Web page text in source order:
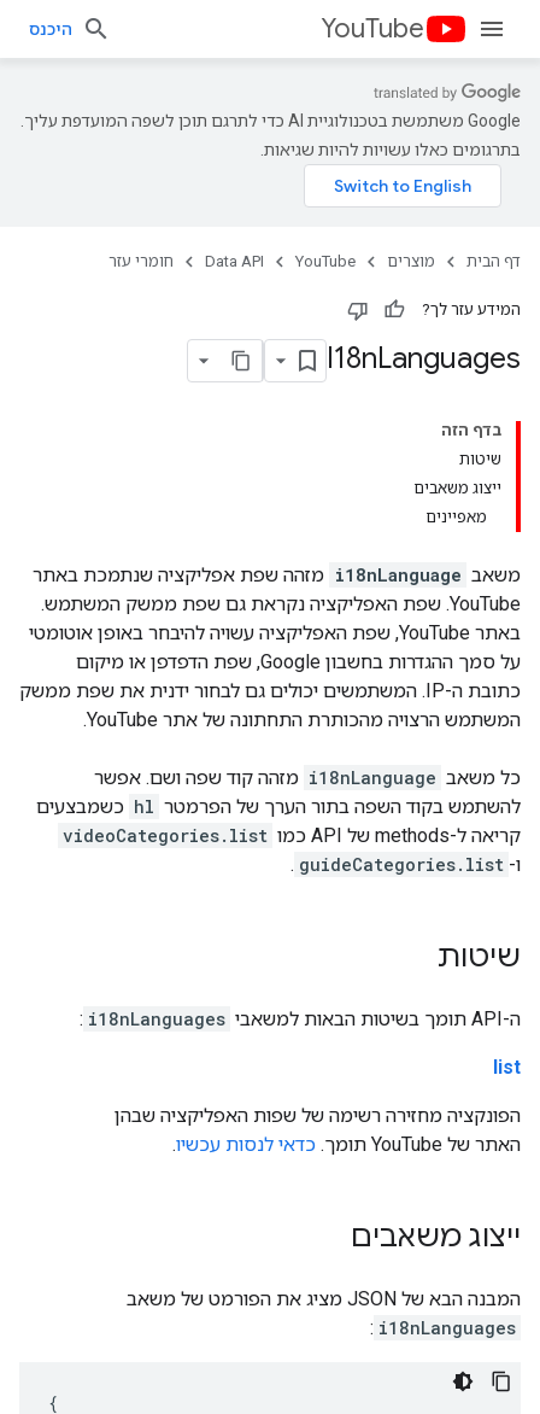
YouTube היכנס
‫Google משתמשת בטכנולוגיית AI כדי לתרגם תוכן לשפה המועדפת עליך.
בתרגומים כאלו עשויות להיות שגיאות.
דף הבית מוצרים YouTube
Data API חומרי עזר
המידע עזר לך?
I18nLanguages
בדף הזה
שיטות
ייצוג משאבים
מאפיינים
משאב i18nLanguage מזהה שפת אפליקציה שנתמכת באתר
YouTube. שפת האפליקציה נקראת גם שפת ממשק המשתמש.
באתר YouTube, שפת האפליקציה עשויה להיבחר באופן אוטומטי
על סמך ההגדרות בחשבון Google, שפת הדפדפן או מיקום
כתובת ה-IP. המשתמשים יכולים גם לבחור ידנית את שפת ממשק
המשתמש הרצויה מהכותרת התחתונה של אתר YouTube.
כל משאב i18nLanguage מזהה קוד שפה ושם. אפשר
להשתמש בקוד השפה בתור הערך של הפרמטר hl כשמבצעים
קריאה ל-methods של API כמו
videoCategories.list
ו- guideCategories.list
.
שיטות
ה-API תומך בשיטות הבאות למשאבי i18nLanguages
:
list
הפונקציה מחזירה רשימה של שפות האפליקציה שבהן
האתר של YouTube תומך.
כדאי לנסות עכשיו.
ייצוג משאבים
המבנה הבא של JSON מציג את הפורמט של משאב
i18nLanguages
:
{